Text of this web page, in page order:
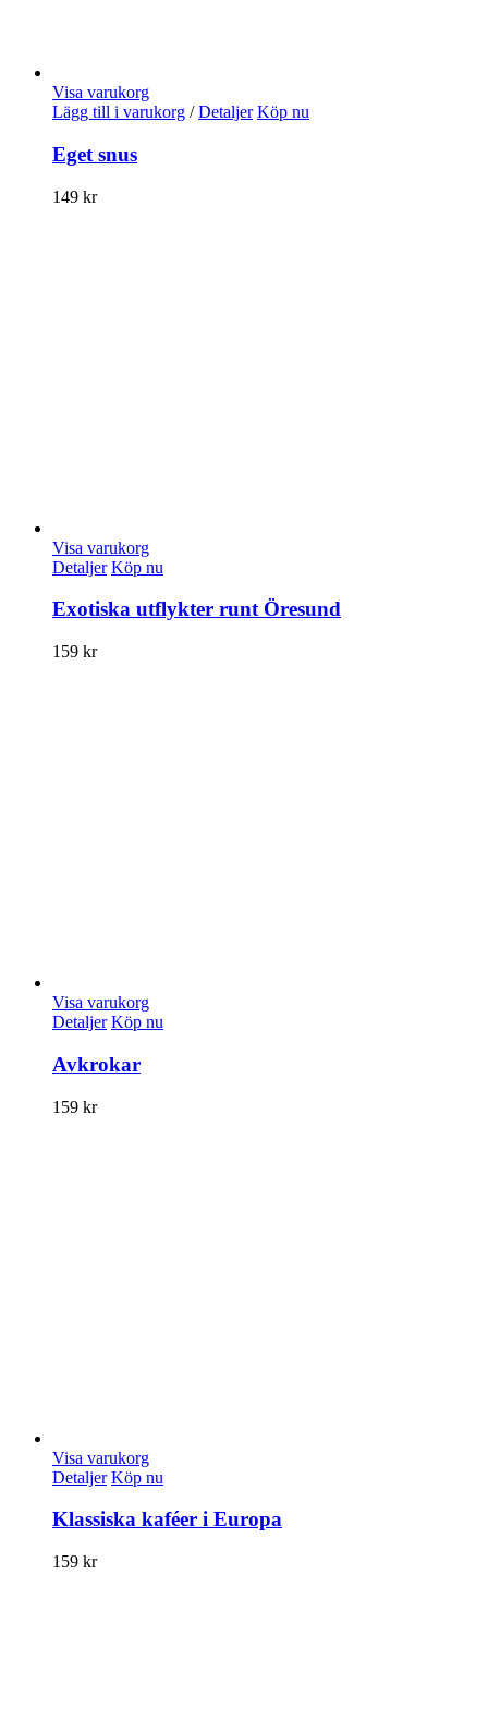
Visa varukorg
Lägg till i varukorg / Detaljer Köp nu
Eget snus
149 kr
Visa varukorg
Detaljer Köp nu
Exotiska utflykter runt Öresund
159 kr
Visa varukorg
Detaljer Köp nu
Avkrokar
159 kr
Visa varukorg
Detaljer Köp nu
Klassiska kaféer i Europa
159 kr